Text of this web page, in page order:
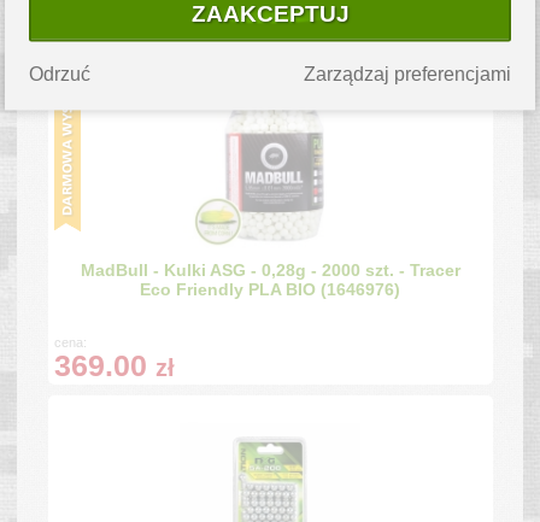
189.00zł
MadBull - Kulki ASG - 0,28g - 2000 szt. - Tracer
Eco Friendly PLA BIO (1646976)
cena:
369.00 zł
ZAAKCEPTUJ
Zarządzaj preferencjami
Odrzuć